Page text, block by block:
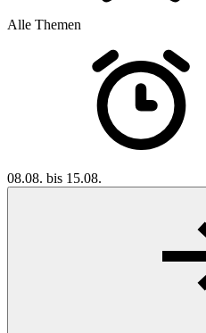
Alle Themen
08.08. bis 15.08.